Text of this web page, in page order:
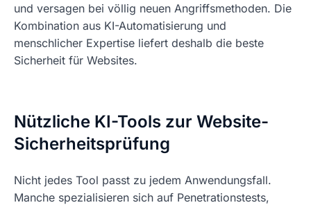
und versagen bei völlig neuen Angriffsmethoden. Die
Kombination aus KI-Automatisierung und
menschlicher Expertise liefert deshalb die beste
Sicherheit für Websites.
Nützliche KI-Tools zur Website-
Sicherheitsprüfung
Nicht jedes Tool passt zu jedem Anwendungsfall.
Manche spezialisieren sich auf Penetrationstests,